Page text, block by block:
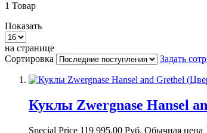
1 Товар
Показать
на странице
Сортировка
Задать
Куклы Zwergnase Hansel
Special Price 119 995,00 Руб. Обычная цена